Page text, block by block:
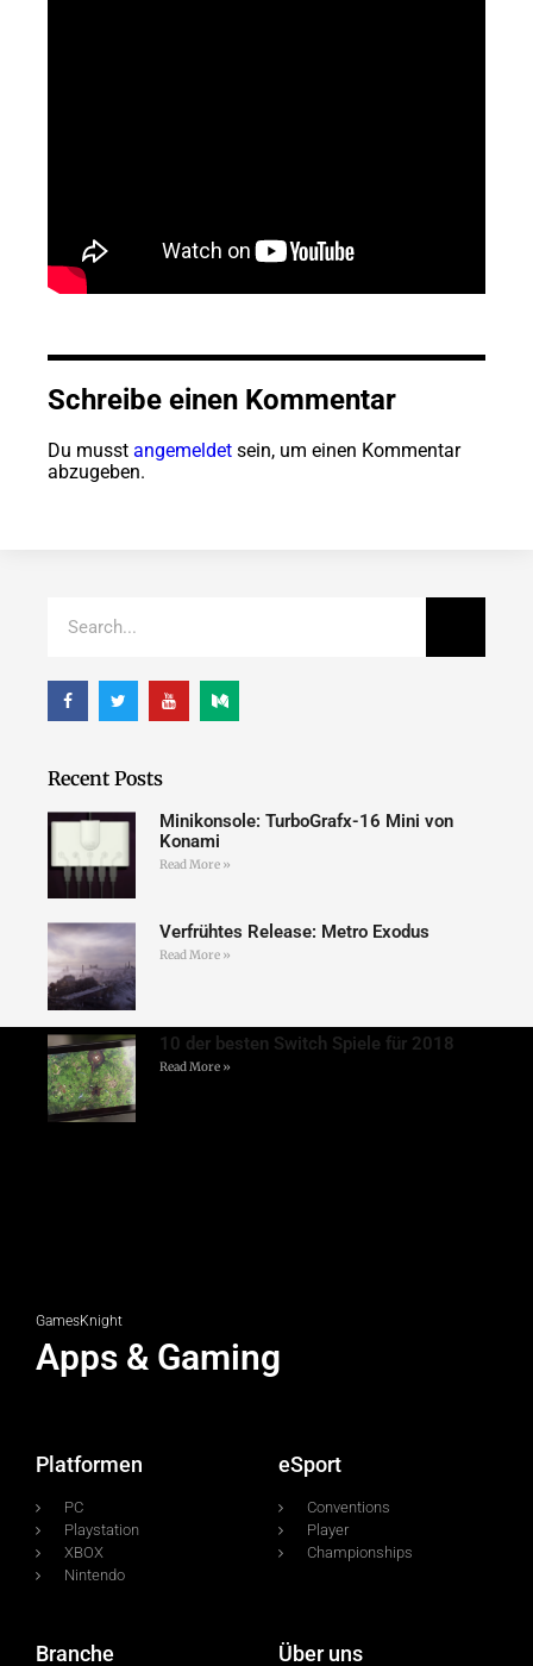
Schreibe einen Kommentar
Du musst angemeldet sein, um einen Kommentar
abzugeben.
Recent Posts
Minikonsole: TurboGrafx-16 Mini von
Konami
Read More »
Verfrühtes Release: Metro Exodus
Read More »
10 der besten Switch Spiele für 2018
Read More »
GamesKnight
Apps & Gaming
Platformen
PC
Playstation
XBOX
Nintendo
eSport
Conventions
Player
Championships
Branche Über uns